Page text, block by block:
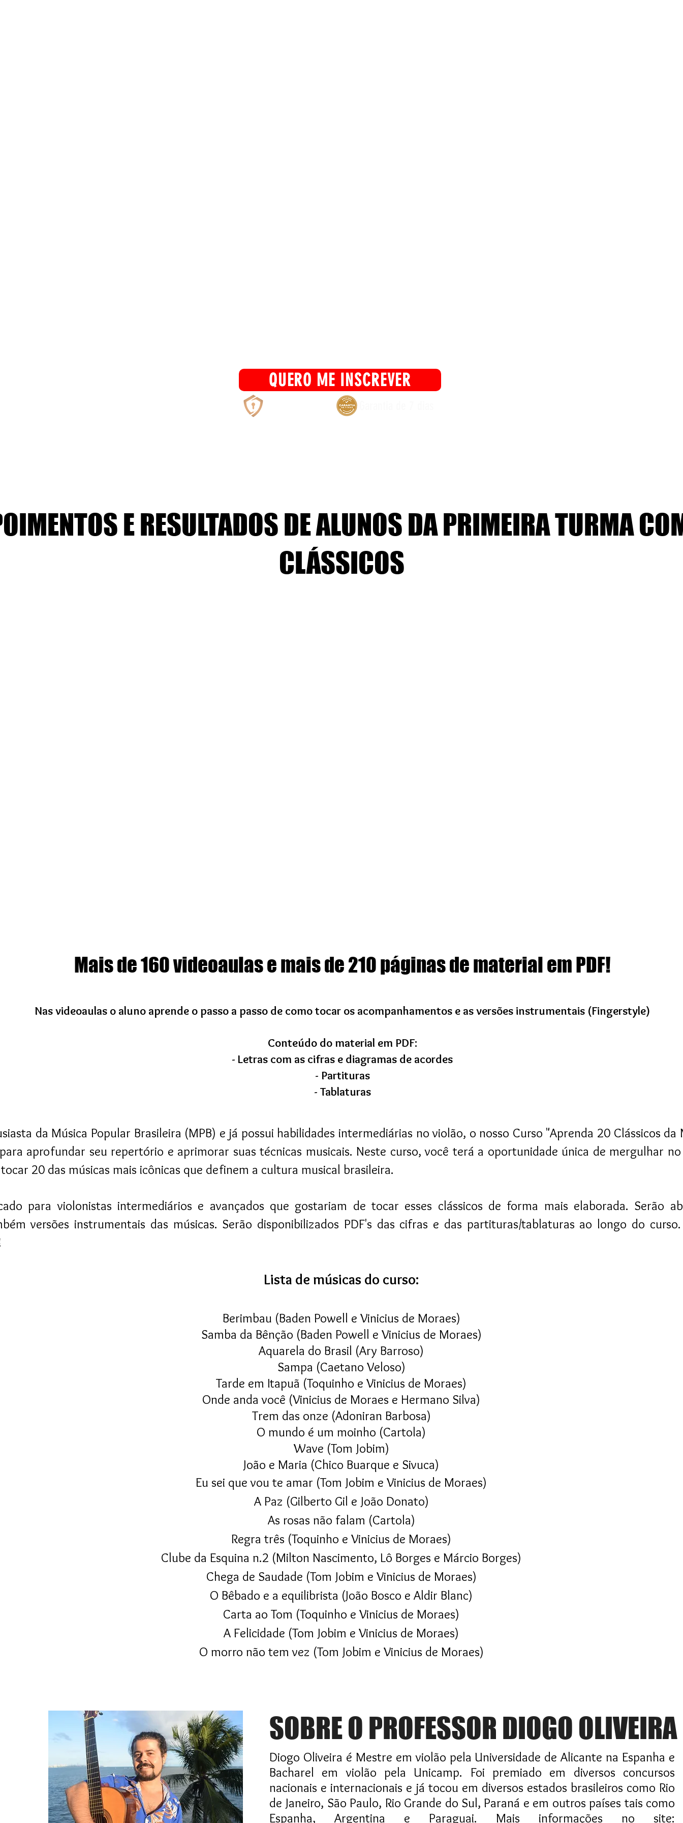
QUERO ME INSCREVER
E RESULTADOS DE ALUNOS DA PRIMEIRA TURMA
CLÁSSICOS
Mais de 160 videoaulas e mais de 210 páginas de material em PDF!
Nas videoaulas o aluno aprende o passo a passo de como tocar os acompanhamentos e as versões instrumentais (Fingerstyle)
Conteúdo do material em PDF:
- Letras com as cifras e diagramas de acordes
- Partituras
- Tablaturas​
da Música Popular Brasileira (MPB) e já possui habilidades intermediárias no violão, o nosso Curso "Aprenda 20 Clássicos da
aprofundar seu repertório e aprimorar suas técnicas musicais. Neste curso, você terá a oportunidade única de mergulhar
20 das músicas mais icônicas que definem a cultura musical brasileira.
para violonistas intermediários e avançados que gostariam de tocar esses clássicos de forma mais elaborada. Serão
versões instrumentais das músicas. Serão disponibilizados PDF's das cifras e das partituras/tablaturas ao longo do
Lista de músicas do curso:
Berimbau (Baden Powell e Vinicius de Moraes)
Samba da Bênção (Baden Powell e Vinicius de Moraes)
Aquarela do Brasil (Ary Barroso)
Sampa (Caetano Veloso)
Tarde em Itapuã (Toquinho e Vinicius de Moraes)
Onde anda você (Vinicius de Moraes e Hermano Silva)
Trem das onze (Adoniran Barbosa)
O mundo é um moinho (Cartola)
Wave (Tom Jobim)
João e Maria (Chico Buarque e Sivuca)
Eu sei que vou te amar (Tom Jobim e Vinicius de Moraes)
A Paz (Gilberto Gil e João Donato)
As rosas não falam (Cartola)
Regra três (Toquinho e Vinicius de Moraes)
Clube da Esquina n.2 (Milton Nascimento, Lô Borges e Márcio Borges)
Chega de Saudade (Tom Jobim e Vinicius de Moraes)
O Bêbado e a equilibrista (João Bosco e Aldir Blanc)
Carta ao Tom (Toquinho e Vinicius de Moraes)
A Felicidade (Tom Jobim e Vinicius de Moraes)
O morro não tem vez (Tom Jobim e Vinicius de Moraes)
SOBRE O PROFESSOR DIOGO OLIVEIRA
Diogo Oliveira é Mestre em violão pela Universidade de Alicante na Espanha e
Bacharel em violão pela Unicamp. Foi premiado em diversos concursos
nacionais e internacionais e já tocou em diversos estados brasileiros como Rio
de Janeiro, São Paulo, Rio Grande do Sul, Paraná e em outros países tais como
Espanha, Argentina e Paraguai. Mais informações no site: